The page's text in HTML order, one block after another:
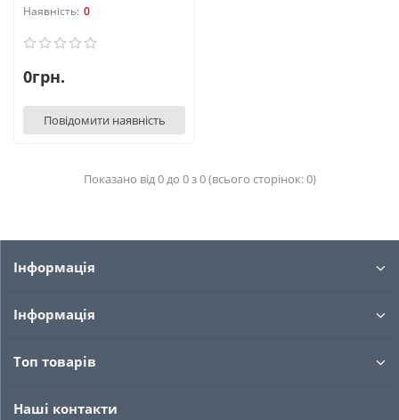
0
0грн.
Повідомити наявність
Показано від 0 до 0 з 0 (всього сторінок: 0)
Інформація
Інформація
Топ товарів
Наші контакти